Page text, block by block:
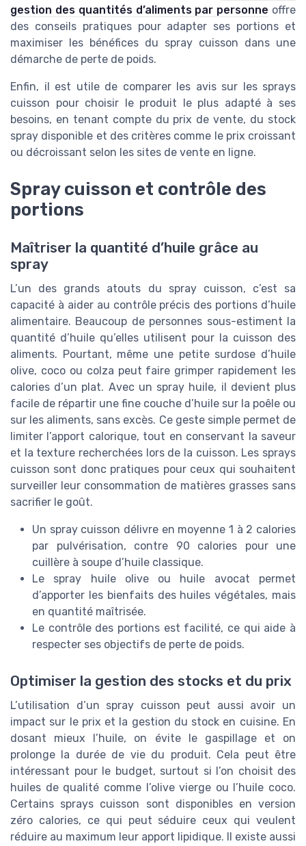
gestion des quantités d’aliments par personne offre
des conseils pratiques pour adapter ses portions et
maximiser les bénéfices du spray cuisson dans une
démarche de perte de poids.
Enfin, il est utile de comparer les avis sur les sprays
cuisson pour choisir le produit le plus adapté à ses
besoins, en tenant compte du prix de vente, du stock
spray disponible et des critères comme le prix croissant
ou décroissant selon les sites de vente en ligne.
Spray cuisson et contrôle des
portions
Maîtriser la quantité d’huile grâce au
spray
L’un des grands atouts du spray cuisson, c’est sa
capacité à aider au contrôle précis des portions d’huile
alimentaire. Beaucoup de personnes sous-estiment la
quantité d’huile qu’elles utilisent pour la cuisson des
aliments. Pourtant, même une petite surdose d’huile
olive, coco ou colza peut faire grimper rapidement les
calories d’un plat. Avec un spray huile, il devient plus
facile de répartir une fine couche d’huile sur la poêle ou
sur les aliments, sans excès. Ce geste simple permet de
limiter l’apport calorique, tout en conservant la saveur
et la texture recherchées lors de la cuisson. Les sprays
cuisson sont donc pratiques pour ceux qui souhaitent
surveiller leur consommation de matières grasses sans
sacrifier le goût.
Un spray cuisson délivre en moyenne 1 à 2 calories
par pulvérisation, contre 90 calories pour une
cuillère à soupe d’huile classique.
Le spray huile olive ou huile avocat permet
d’apporter les bienfaits des huiles végétales, mais
en quantité maîtrisée.
Le contrôle des portions est facilité, ce qui aide à
respecter ses objectifs de perte de poids.
Optimiser la gestion des stocks et du prix
L’utilisation d’un spray cuisson peut aussi avoir un
impact sur le prix et la gestion du stock en cuisine. En
dosant mieux l’huile, on évite le gaspillage et on
prolonge la durée de vie du produit. Cela peut être
intéressant pour le budget, surtout si l’on choisit des
huiles de qualité comme l’olive vierge ou l’huile coco.
Certains sprays cuisson sont disponibles en version
zéro calories, ce qui peut séduire ceux qui veulent
réduire au maximum leur apport lipidique. Il existe aussi